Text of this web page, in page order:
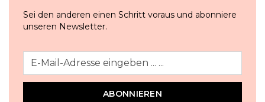
Sei den anderen einen Schritt voraus und abonniere
unseren Newsletter.
ABONNIEREN